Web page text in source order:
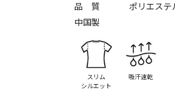
品 質
ポリエステ
中国製
スリム
シルエット
吸汗速乾